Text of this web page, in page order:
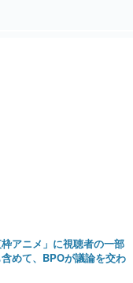
アニメ」に視聴者の一部
めて、BPOが議論を交わ